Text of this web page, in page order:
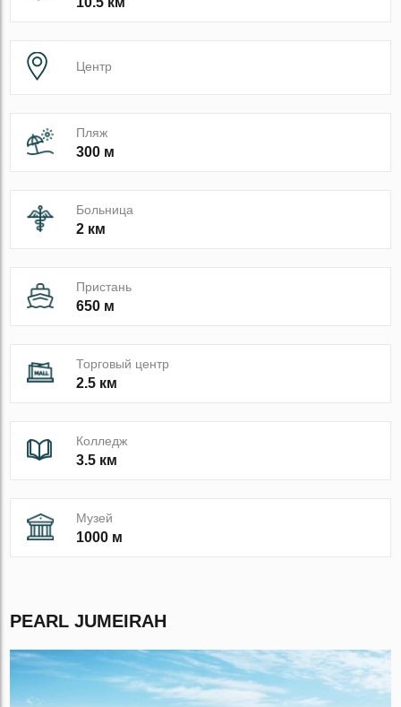
Центр
Пляж
300 м
Больница
2 км
Пристань
650 м
Торговый центр
2.5 км
Колледж
3.5 км
Музей
1000 м
PEARL JUMEIRAH